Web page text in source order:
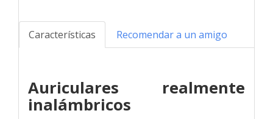
Características Recomendar a un amigo
Auriculares realmente
inalámbricos